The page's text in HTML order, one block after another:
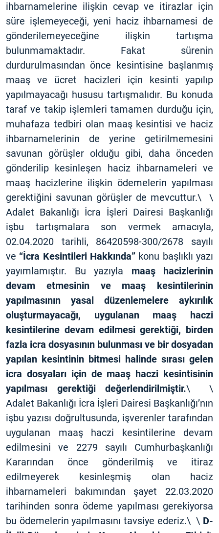
ihbarnamelerine ilişkin cevap ve itirazlar için
süre işlemeyeceği, yeni haciz ihbarnamesi de
gönderilemeyeceğine ilişkin tartışma
bulunmamaktadır. Fakat sürenin
durdurulmasından önce kesintisine başlanmış
maaş ve ücret hacizleri için kesinti yapılıp
yapılmayacağı hususu tartışmalıdır. Bu konuda
taraf ve takip işlemleri tamamen durduğu için,
muhafaza tedbiri olan maaş kesintisi ve haciz
ihbarnamelerinin de yerine getirilmemesini
savunan görüşler olduğu gibi, daha önceden
gönderilip kesinleşen haciz ihbarnameleri ve
maaş hacizlerine ilişkin ödemelerin yapılması
gerektiğini savunan görüşler de mevcuttur.\ \
Adalet Bakanlığı İcra İşleri Dairesi Başkanlığı
işbu tartışmalara son vermek amacıyla,
02.04.2020 tarihli, 86420598-300/2678 sayılı
ve “İcra Kesintileri Hakkında” konu başlıklı yazı
yayımlamıştır. Bu yazıyla maaş hacizlerinin
devam etmesinin ve maaş kesintilerinin
yapılmasının yasal düzenlemelere aykırılık
oluşturmayacağı, uygulanan maaş haczi
kesintilerine devam edilmesi gerektiği, birden
fazla icra dosyasının bulunması ve bir dosyadan
yapılan kesintinin bitmesi halinde sırası gelen
icra dosyaları için de maaş haczi kesintisinin
yapılması gerektiği değerlendirilmiştir.\ \
Adalet Bakanlığı İcra İşleri Dairesi Başkanlığı’nın
işbu yazısı doğrultusunda, işverenler tarafından
uygulanan maaş haczi kesintilerine devam
edilmesini ve 2279 sayılı Cumhurbaşkanlığı
Kararından önce gönderilmiş ve itiraz
edilmeyerek kesinleşmiş olan haciz
ihbarnameleri bakımından şayet 22.03.2020
tarihinden sonra ödeme yapılması gerekiyorsa
bu ödemelerin yapılmasını tavsiye ederiz.\ \ D-